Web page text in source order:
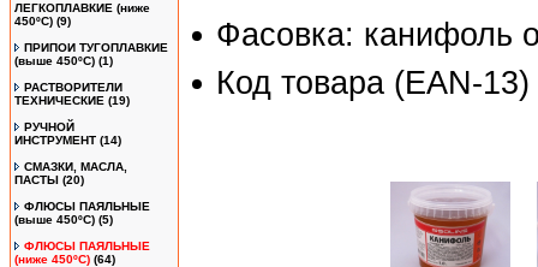
ЛЕГКОПЛАВКИЕ (ниже
450ºС) (9)
ПРИПОИ ТУГОПЛАВКИЕ
(выше 450ºС) (1)
РАСТВОРИТЕЛИ
ТЕХНИЧЕСКИЕ (19)
РУЧНОЙ
ИНСТРУМЕНТ (14)
СМАЗКИ, МАСЛА,
ПАСТЫ (20)
ФЛЮСЫ ПАЯЛЬНЫЕ
(выше 450ºC) (5)
ФЛЮСЫ ПАЯЛЬНЫЕ
(ниже 450ºC) (64)
Фасовка: канифоль
Код товара (EAN-